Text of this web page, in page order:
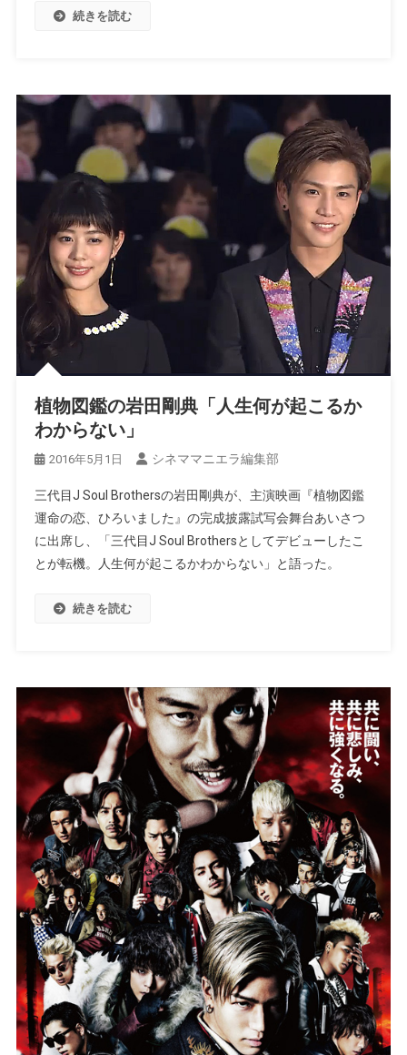
続きを読む
植物図鑑の岩田剛典「人生何が起こるか
わからない」
2016年5月1日 シネママニエラ編集部
三代目J Soul Brothersの岩田剛典が、主演映画『植物図鑑
運命の恋、ひろいました』の完成披露試写会舞台あいさつ
に出席し、「三代目J Soul Brothersとしてデビューしたこ
とが転機。人生何が起こるかわからない」と語った。
続きを読む